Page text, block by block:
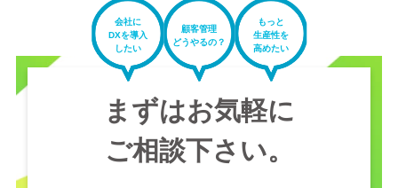
会社に
DXを導入
したい
顧客管理
どうやるの？
もっと
生産性を
高めたい
まずはお気軽に
ご相談下さい。